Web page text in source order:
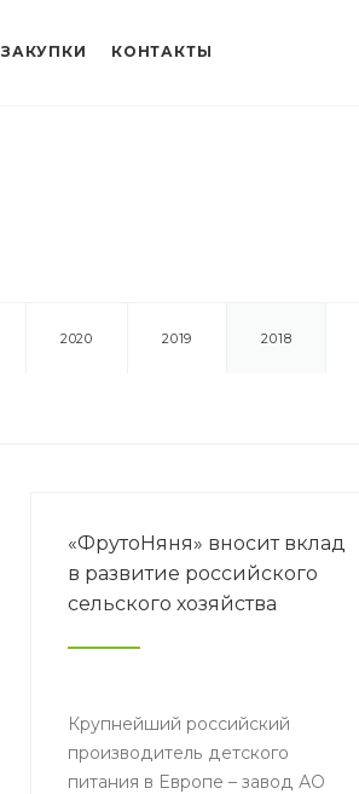
ЗАКУПКИ КОНТАКТЫ
2020 2019 2018
«ФрутоНяня» вносит вклад
в развитие российского
сельского хозяйства
Крупнейший российский
производитель детского
питания в Европе – завод АО